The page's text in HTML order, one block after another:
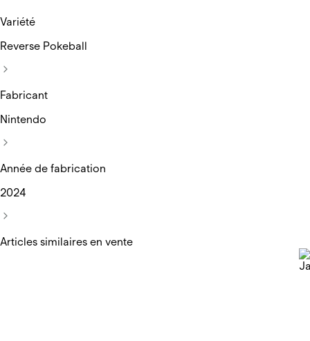
Variété
Reverse Pokeball
Fabricant
Nintendo
Année de fabrication
2024
Articles similaires en vente